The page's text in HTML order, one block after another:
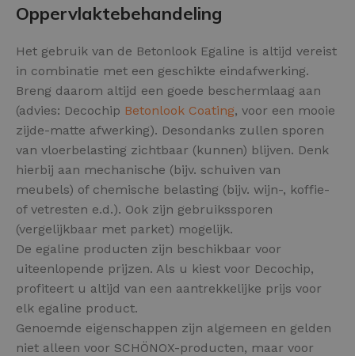
Oppervlaktebehandeling
Het gebruik van de Betonlook Egaline is altijd vereist
in combinatie met een geschikte eindafwerking.
Breng daarom altijd een goede beschermlaag aan
(advies: Decochip Betonlook Coating, voor een mooie
zijde-matte afwerking). Desondanks zullen sporen
van vloerbelasting zichtbaar (kunnen) blijven. Denk
hierbij aan mechanische (bijv. schuiven van
meubels) of chemische belasting (bijv. wijn-, koffie-
of vetresten e.d.). Ook zijn gebruikssporen
(vergelijkbaar met parket) mogelijk.
De egaline producten zijn beschikbaar voor
uiteenlopende prijzen. Als u kiest voor Decochip,
profiteert u altijd van een aantrekkelijke prijs voor
elk egaline product.
Genoemde eigenschappen zijn algemeen en gelden
niet alleen voor SCHÖNOX-producten, maar voor